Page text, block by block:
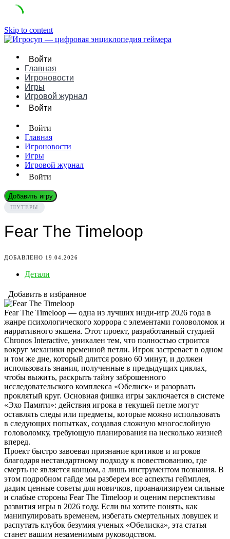
Skip to content
Войти
Главная
Игроновости
Игры
Игровой журнал
Войти
Войти
Главная
Игроновости
Игры
Игровой журнал
Войти
Добавить игру
ШУТЕРЫ
Fear The Timeloop
ДОБАВЛЕНО 19.04.2026
Детали
Добавить в избранное
Fear The Timeloop — одна из лучших инди-игр 2026 года в
жанре психологического хоррора с элементами головоломок и
нарративного экшена. Этот проект, разработанный студией
Chronos Interactive, уникален тем, что полностью строится
вокруг механики временной петли. Игрок застревает в одном
и том же дне, который длится ровно 60 минут, и должен
использовать знания, полученные в предыдущих циклах,
чтобы выжить, раскрыть тайну заброшенного
исследовательского комплекса «Обелиск» и разорвать
проклятый круг. Основная фишка игры заключается в системе
«Эхо Памяти»: действия игрока в текущей петле могут
оставлять следы или предметы, которые можно использовать
в следующих попытках, создавая сложную многослойную
головоломку, требующую планирования на несколько жизней
вперед.
Проект быстро завоевал признание критиков и игроков
благодаря нестандартному подходу к повествованию, где
смерть не является концом, а лишь инструментом познания. В
этом подробном гайде мы разберем все аспекты геймплея,
дадим ценные советы для новичков, проанализируем сильные
и слабые стороны Fear The Timeloop и оценим перспективы
развития игры в 2026 году. Если вы хотите понять, как
манипулировать временем, избегать смертельных ловушек и
распутать клубок безумия ученых «Обелиска», эта статья
станет вашим незаменимым руководством.